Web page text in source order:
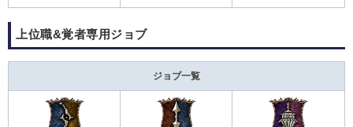
上位職&覚者専用ジョブ
ジョブ一覧